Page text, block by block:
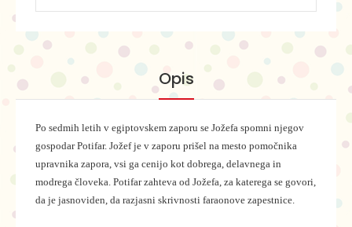
Opis
Po sedmih letih v egiptovskem zaporu se Jožefa spomni njegov
gospodar Potifar. Jožef je v zaporu prišel na mesto pomočnika
upravnika zapora, vsi ga cenijo kot dobrega, delavnega in
modrega človeka. Potifar zahteva od Jožefa, za katerega se govori,
da je jasnoviden, da razjasni skrivnosti faraonove zapestnice.